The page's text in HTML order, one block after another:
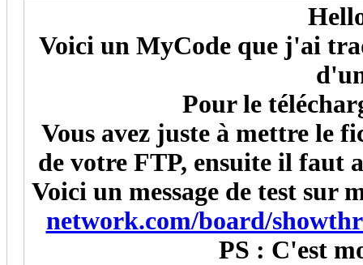
Voici un MyCode que j'ai
Pour le
Vous avez juste à mettre le
de votre FTP, ensuite il
Voici un message de test sur
network.com/board/
PS : C'est